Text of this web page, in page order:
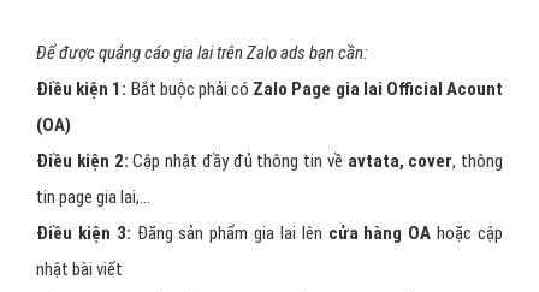
Để được quảng cáo gia lai trên Zalo ads bạn cần:
Điều kiện 1: Bắt buộc phải có Zalo Page gia lai Official Acount
(OA)
Điều kiện 2: Cập nhật đầy đủ thông tin về avtata, cover, thông
tin page gia lai,…
Điều kiện 3: Đăng sản phẩm gia lai lên cửa hàng OAhoặc cập
nhật bài viết